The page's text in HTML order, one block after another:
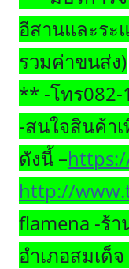
อีสานและระ
รวมค่าขนส่ง)
** -โทร082-
-สนใจสินค้า
ดังนี้ –
http://
flamena -ร้
อำเภอสมเด็